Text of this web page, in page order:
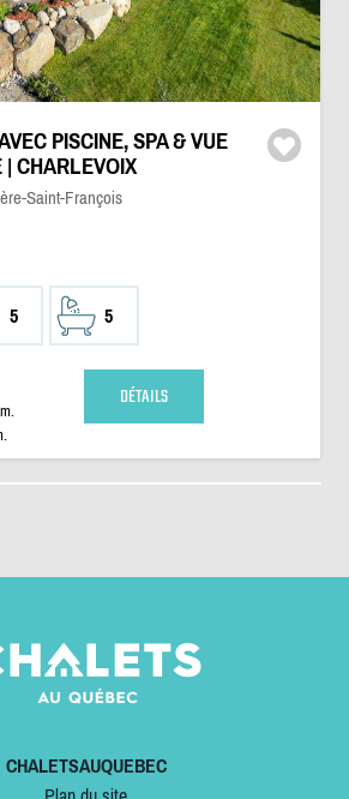
PISCINE, SPA & VUE
CHARLEVOIX
Saint-François
5 5
DÉTAILS
CHALETSAUQUEBEC